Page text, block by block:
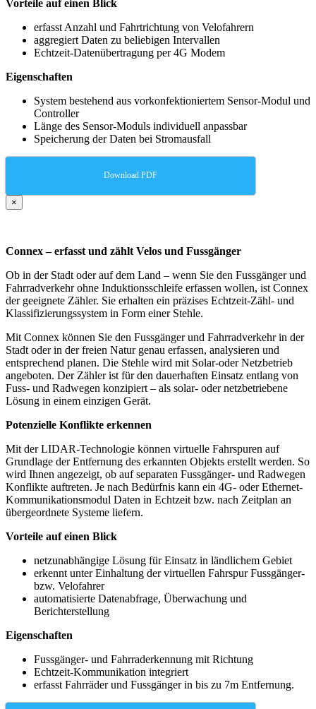
Vorteile auf einen Blick
erfasst Anzahl und Fahrtrichtung von Velofahrern
aggregiert Daten zu beliebigen Intervallen
Echtzeit-Datenübertragung per 4G Modem
Eigenschaften
System bestehend aus vorkonfektioniertem Sensor-Modul und
Controller
Länge des Sensor-Moduls individuell anpassbar
Speicherung der Daten bei Stromausfall
Download PDF
×
Connex – erfasst und zählt Velos und Fussgänger
Ob in der Stadt oder auf dem Land – wenn Sie den Fussgänger und
Fahrradverkehr ohne Induktionsschleife erfassen wollen, ist Connex
der geeignete Zähler. Sie erhalten ein präzises Echtzeit-Zähl- und
Klassifizierungssystem in Form einer Stehle.
Mit Connex können Sie den Fussgänger und Fahrradverkehr in der
Stadt oder in der freien Natur genau erfassen, analysieren und
entsprechend planen. Die Stehle wird mit Solar-oder Netzbetrieb
angeboten. Der Zähler ist für den dauerhaften Einsatz entlang von
Fuss- und Radwegen konzipiert – als solar- oder netzbetriebene
Lösung in einem einzigen Gerät.
Potenzielle Konflikte erkennen
Mit der LIDAR-Technologie können virtuelle Fahrspuren auf
Grundlage der Entfernung des erkannten Objekts erstellt werden. So
wird Ihnen angezeigt, ob auf separaten Fussgänger- und Radwegen
Konflikte auftreten. Je nach Bedürfnis kann ein 4G- oder Ethernet-
Kommunikationsmodul Daten in Echtzeit bzw. nach Zeitplan an
übergeordnete Systeme liefern.
Vorteile auf einen Blick
netzunabhängige Lösung für Einsatz in ländlichem Gebiet
erkennt unter Einhaltung der virtuellen Fahrspur Fussgänger-
bzw. Velofahrer
automatisierte Datenabfrage, Überwachung und
Berichterstellung
Eigenschaften
Fussgänger- und Fahrraderkennung mit Richtung
Echtzeit-Kommunikation integriert
erfasst Fahrräder und Fussgänger in bis zu 7m Entfernung.